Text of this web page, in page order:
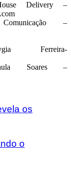
Delivery –
–
Ferreira-
Soares –
os
o